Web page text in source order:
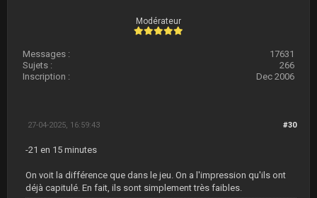
Modérateur
Messages :
17631
Sujets :
266
Inscription :
Dec 2006
#30
27-04-2025, 16:59:43
-21 en 15 minutes
On voit la différence que dans le jeu. On a l'impression qu'ils ont
déjà capitulé. En fait, ils sont simplement très faibles.